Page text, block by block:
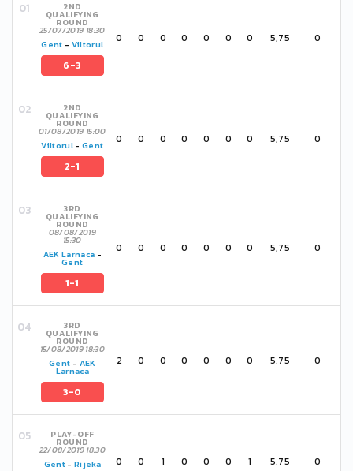
2ND
QUALIFYING
ROUND
25/07/2019 18:30
Gent - Viitorul
6-3
0 0 0 0 0 0 0 5,75 0
2ND
QUALIFYING
ROUND
01/08/2019 15:00
Viitorul -Gent
2-1
0 0 0 0 0 0 0 5,75 0
3RD
QUALIFYING
ROUND
08/08/2019
15:30
AEK Larnaca -
Gent
1-1
0 0 0 0 0 0 0 5,75 0
3RD
QUALIFYING
ROUND
15/08/2019 18:30
Gent - AEK
Larnaca
3-0
2 0 0 0 0 0 0 5,75 0
PLAY-OFF
ROUND
22/08/2019 18:30
Gent-Rijeka 0 0 1 0 0 0 1 5,75 0